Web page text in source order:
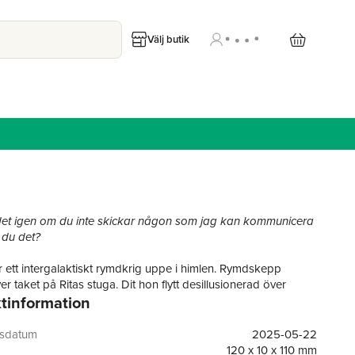
Välj butik
igen om du inte skickar någon som jag kan kommunicera
det?
ett intergalaktiskt rymdkrig uppe i himlen. Rymdskepp
taket på Ritas stuga. Dit hon flytt desillusionerad över
och vad som blev av hennes liv. Desperat söker efter
MCEWAN är från Göteborg och debuterade med Doctor
2025-05-22
120 x 10 x 110 mm